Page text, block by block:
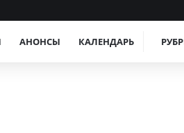
АНОНСЫ КАЛЕНДАРЬ